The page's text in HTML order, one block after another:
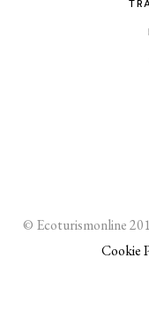
© Ecoturismonline
Cookie